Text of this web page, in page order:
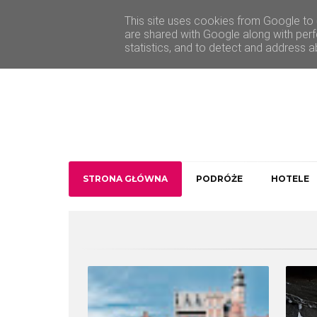
O Traveler deLuxe
STRONA GŁÓWNA PODRÓŻE HOTELE
This site uses cookies from Google
are shared with Google along with
statistics, and to detect and address